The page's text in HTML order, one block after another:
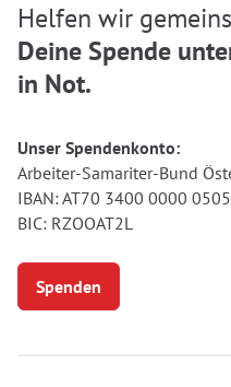
Helfen wir
Deine Spende
in Not.
Unser Spendenkonto:
Arbeiter-Samariter-Bund
IBAN: AT70 3400 0000
BIC: RZOOAT2L
Spenden